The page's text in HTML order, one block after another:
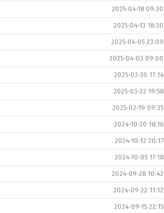
2025-04-18 09:30
2025-04-13 18:30
2025-04-05 23:09
2025-04-03 09:00
2025-03-30 17:14
2025-03-22 19:58
2025-02-19 09:35
2024-10-20 18:16
2024-10-12 20:17
2024-10-05 17:18
2024-09-28 10:42
2024-09-22 11:12
2024-09-15 22:15